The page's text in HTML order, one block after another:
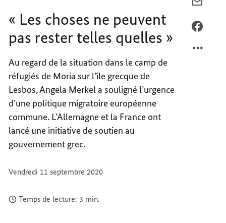
« Les choses ne peuvent
pas rester telles quelles »
Au regard de la situation dans le camp de
réfugiés de Moria sur l’île grecque de
Lesbos, Angela Merkel a souligné l’urgence
d’une politique migratoire européenne
commune. L’Allemagne et la France ont
lancé une initiative de soutien au
gouvernement grec.
Vendredi 11 septembre 2020
Temps de lecture: 3 min.